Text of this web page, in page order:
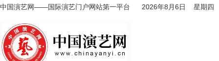
中国演艺网——国际演艺门户网站第一平台 2026年8月6日 星期四